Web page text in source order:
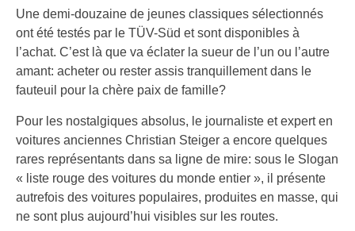
Une demi-douzaine de jeunes classiques sélectionnés
ont été testés par le TÜV-Süd et sont disponibles à
l’achat. C’est là que va éclater la sueur de l’un ou l’autre
amant: acheter ou rester assis tranquillement dans le
fauteuil pour la chère paix de famille?
Pour les nostalgiques absolus, le journaliste et expert en
voitures anciennes Christian Steiger a encore quelques
rares représentants dans sa ligne de mire: sous le Slogan
« liste rouge des voitures du monde entier », il présente
autrefois des voitures populaires, produites en masse, qui
ne sont plus aujourd’hui visibles sur les routes.